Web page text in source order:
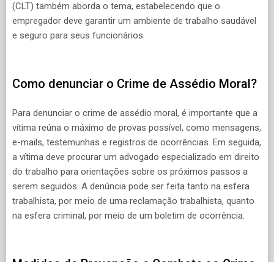
(CLT) também aborda o tema, estabelecendo que o
empregador deve garantir um ambiente de trabalho saudável
e seguro para seus funcionários.
Como denunciar o Crime de Assédio Moral?
Para denunciar o crime de assédio moral, é importante que a
vítima reúna o máximo de provas possível, como mensagens,
e-mails, testemunhas e registros de ocorrências. Em seguida,
a vítima deve procurar um advogado especializado em direito
do trabalho para orientações sobre os próximos passos a
serem seguidos. A denúncia pode ser feita tanto na esfera
trabalhista, por meio de uma reclamação trabalhista, quanto
na esfera criminal, por meio de um boletim de ocorrência.